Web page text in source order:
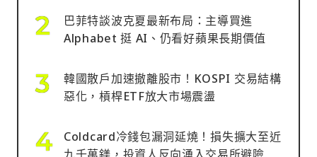
巴菲特談波克夏最新布局：主導買進
Alphabet 挺 AI、仍看好蘋果長期價值
韓國散戶加速撤離股市！KOSPI 交易結構
惡化，槓桿ETF放大市場震盪
Coldcard冷錢包漏洞延燒！損失擴大至近